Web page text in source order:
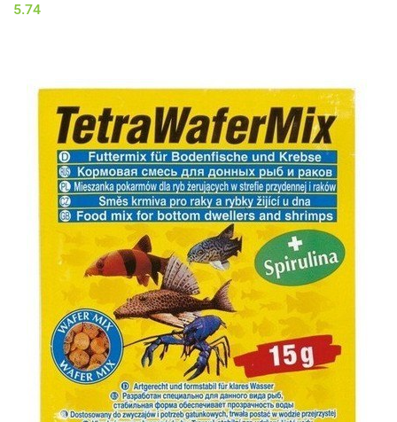
5.74